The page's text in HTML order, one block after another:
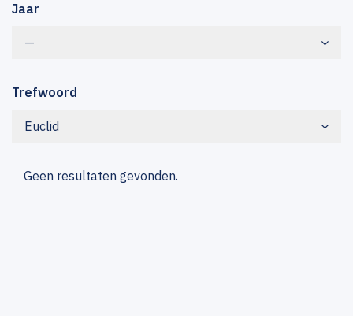
Jaar
—
Trefwoord
Euclid
Geen resultaten gevonden.